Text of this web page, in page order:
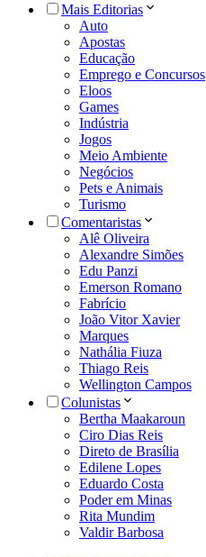
Mais Editorias
Auto
Apostas
Educação
Emprego e Concursos
Eloos
Games
Indústria
Jogos
Meio Ambiente
Negócios
Pets e Animais
Turismo
Comentaristas
Alê Oliveira
Alexandre Simões
Edu Panzi
Emerson Romano
Fabrício
João Vitor Xavier
Marques
Nathália Fiuza
Thiago Reis
Wellington Campos
Colunistas
Bertha Maakaroun
Ciro Dias Reis
Direto de Brasília
Edilene Lopes
Eduardo Costa
Poder em Minas
Rita Mundim
Valdir Barbosa